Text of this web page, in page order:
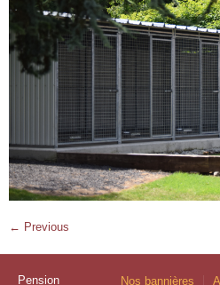
← Previous
Nos bannières
Pension